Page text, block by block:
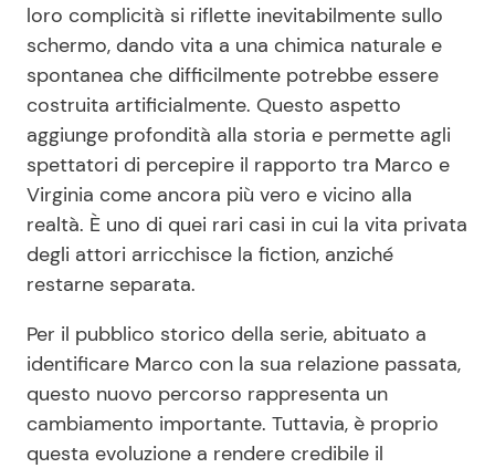
loro complicità si riflette inevitabilmente sullo
schermo, dando vita a una chimica naturale e
spontanea che difficilmente potrebbe essere
costruita artificialmente. Questo aspetto
aggiunge profondità alla storia e permette agli
spettatori di percepire il rapporto tra Marco e
Virginia come ancora più vero e vicino alla
realtà. È uno di quei rari casi in cui la vita privata
degli attori arricchisce la fiction, anziché
restarne separata.
Per il pubblico storico della serie, abituato a
identificare Marco con la sua relazione passata,
questo nuovo percorso rappresenta un
cambiamento importante. Tuttavia, è proprio
questa evoluzione a rendere credibile il